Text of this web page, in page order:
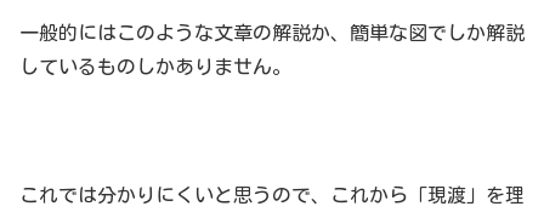
一般的にはこのような文章の解説か、簡単な図でしか解説
しているものしかありません。
これでは分かりにくいと思うので、これから「現渡」を理